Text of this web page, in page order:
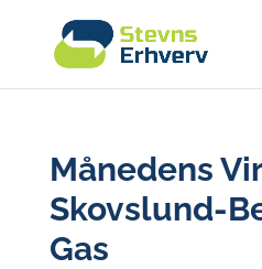
Månedens
Skovslund-
Gas